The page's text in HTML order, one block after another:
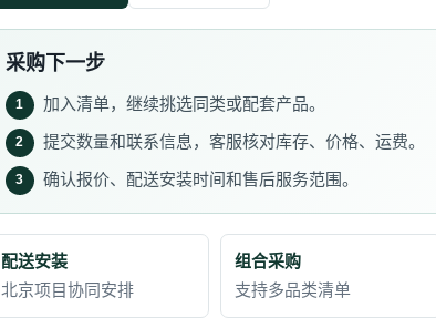
采购下一步
1 加入清单，继续挑选同类或配套产品。
2 提交数量和联系信息，客服核对库存、价格、运费。
3 确认报价、配送安装时间和售后服务范围。
配送安装
北京项目协同安排
组合采购
支持多品类清单